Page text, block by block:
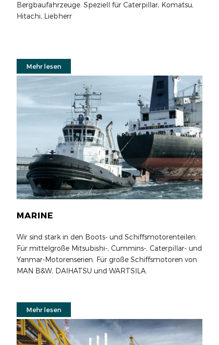
Bergbaufahrzeuge. Speziell für Caterpillar, Komatsu,
Hitachi, Liebherr
Mehr lesen
MARINE
Wir sind stark in den Boots- und Schiffsmotorenteilen.
Für mittelgroße Mitsubishi-, Cummins-, Caterpillar- und
Yanmar-Motorenserien. Für große Schiffsmotoren von
MAN B&W, DAIHATSU und WARTSILA.
Mehr lesen